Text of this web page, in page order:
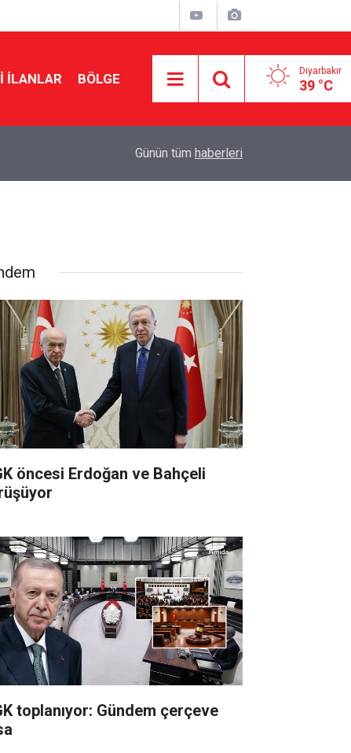
İLANLAR BÖLGE Diyarbakır
39 °C
Amedspor’un Diyarbakır’a dönüş tarihi belli oldu
Günün tüm haberleri
öncesi Erdoğan ve Bahçeli
toplanıyor: Gündem çerçeve